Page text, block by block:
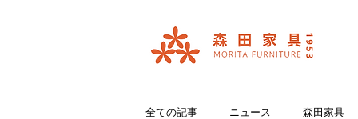
全ての記事 ニュース 森田家具